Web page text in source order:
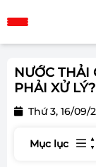
NƯỚC THẢI
PHẢI XỬ LÝ?
Thứ 3, 16/09/
Mục lục